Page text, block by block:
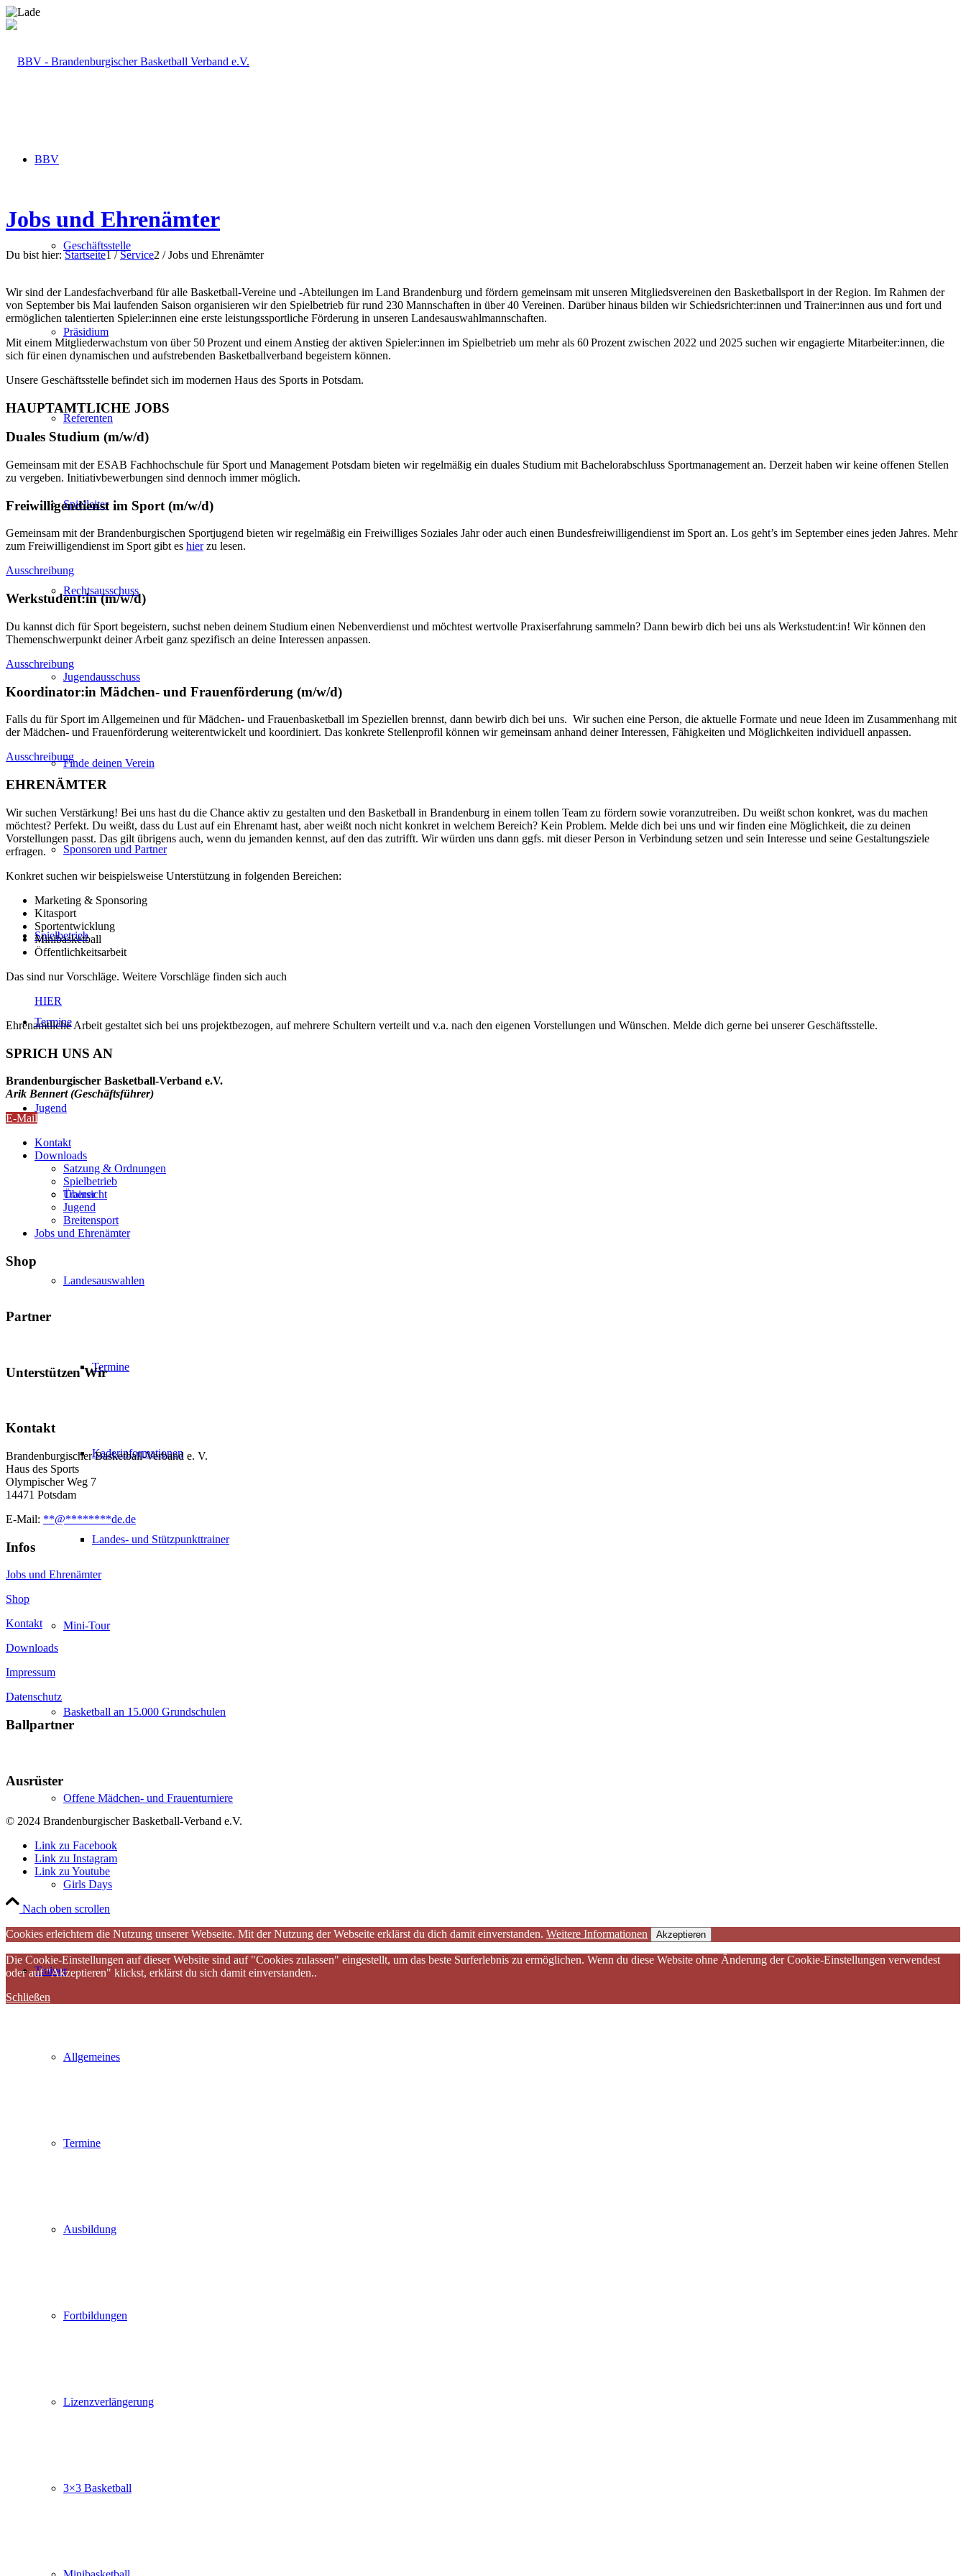
BBV
Geschäftsstelle
Präsidium
Referenten
Spielleiter
Rechtsausschuss
Jugendausschuss
Finde deinen Verein
Sponsoren und Partner
Spielbetrieb
Termine
Jugend
Übersicht
Landesauswahlen
Termine
Kaderinformationen
Landes- und Stützpunkttrainer
Mini-Tour
Basketball an 15.000 Grundschulen
Offene Mädchen- und Frauenturniere
Girls Days
Trainer
Allgemeines
Termine
Ausbildung
Fortbildungen
Lizenzverlängerung
3×3 Basketball
Jobs und Ehrenämter
Du bist hier: Startseite1 / Service2 / Jobs und Ehrenämter
Wir sind der Landesfachverband für alle Basketball-Vereine und -Abteilungen im Land Brandenburg und fördern gemeinsam mit unseren Mitgliedsvereinen den Basketballsport in der Region. Im Rahmen der
von September bis Mai laufenden Saison organisieren wir den Spielbetrieb für rund 230 Mannschaften in über 40 Vereinen. Darüber hinaus bilden wir Schiedsrichter:innen und Trainer:innen aus und fort und
ermöglichen talentierten Spieler:innen eine erste leistungssportliche Förderung in unseren Landesauswahlmannschaften.
Mit einem Mitgliederwachstum von über 50 Prozent und einem Anstieg der aktiven Spieler:innen im Spielbetrieb um mehr als 60 Prozent zwischen 2022 und 2025 suchen wir engagierte Mitarbeiter:innen, die
sich für einen dynamischen und aufstrebenden Basketballverband begeistern können.
Unsere Geschäftsstelle befindet sich im modernen Haus des Sports in Potsdam.
HAUPTAMTLICHE JOBS
Duales Studium (m/w/d)
Gemeinsam mit der ESAB Fachhochschule für Sport und Management Potsdam bieten wir regelmäßig ein duales Studium mit Bachelorabschluss Sportmanagement an. Derzeit haben wir keine offenen Stellen
zu vergeben. Initiativbewerbungen sind dennoch immer möglich.
Freiwilligendienst im Sport (m/w/d)
Gemeinsam mit der Brandenburgischen Sportjugend bieten wir regelmäßig ein Freiwilliges Soziales Jahr oder auch einen Bundesfreiwilligendienst im Sport an. Los geht’s im September eines jeden Jahres. Mehr
zum Freiwilligendienst im Sport gibt es hierzu lesen.
Ausschreibung
Werkstudent:in (m/w/d)
Du kannst dich für Sport begeistern, suchst neben deinem Studium einen Nebenverdienst und möchtest wertvolle Praxiserfahrung sammeln? Dann bewirb dich bei uns als Werkstudent:in! Wir können den
Themenschwerpunkt deiner Arbeit ganz spezifisch an deine Interessen anpassen.
Ausschreibung
Koordinator:in Mädchen- und Frauenförderung (m/w/d)
Falls du für Sport im Allgemeinen und für Mädchen- und Frauenbasketball im Speziellen brennst, dann bewirb dich bei uns. Wir suchen eine Person, die aktuelle Formate und neue Ideen im Zusammenhang mit
der Mädchen- und Frauenförderung weiterentwickelt und koordiniert. Das konkrete Stellenprofil können wir gemeinsam anhand deiner Interessen, Fähigkeiten und Möglichkeiten individuell anpassen.
Ausschreibung
EHRENÄMTER
Wir suchen Verstärkung! Bei uns hast du die Chance aktiv zu gestalten und den Basketball in Brandenburg in einem tollen Team zu fördern sowie voranzutreiben. Du weißt schon konkret, was du machen
möchtest? Perfekt. Du weißt, dass du Lust auf ein Ehrenamt hast, aber weißt noch nicht konkret in welchem Bereich? Kein Problem. Melde dich bei uns und wir finden eine Möglichkeit, die zu deinen
Vorstellungen passt. Das gilt übrigens auch, wenn du jemanden kennst, auf den das zutrifft. Wir würden uns dann ggfs. mit dieser Person in Verbindung setzen und sein Interesse und seine Gestaltungsziele
erfragen.
Konkret suchen wir beispielsweise Unterstützung in folgenden Bereichen:
Marketing & Sponsoring
Kitasport
Sportentwicklung
Minibasketball
Öffentlichkeitsarbeit
Das sind nur Vorschläge. Weitere Vorschläge finden sich auch
HIER
Ehrenamtliche Arbeit gestaltet sich bei uns projektbezogen, auf mehrere Schultern verteilt und v.a. nach den eigenen Vorstellungen und Wünschen. Melde dich gerne bei unserer Geschäftsstelle.
SPRICH UNS AN
Brandenburgischer Basketball-Verband e.V.
Arik Bennert (Geschäftsführer)
E-Mail
Kontakt
Downloads
Satzung & Ordnungen
Spielbetrieb
Trainer
Jugend
Breitensport
Jobs und Ehrenämter
Shop
Partner
Unterstützen Wir
Kontakt
Brandenburgischer Basketball-Verband e. V.
Haus des Sports
Olympischer Weg 7
14471 Potsdam
E-Mail: **@********de.de
Infos
Jobs und Ehrenämter
Shop
Kontakt
Downloads
Impressum
Datenschutz
Ballpartner
Ausrüster
© 2024 Brandenburgischer Basketball-Verband e.V.
Link zu Facebook
Link zu Instagram
Link zu Youtube
Nach oben scrollen
Cookies erleichtern die Nutzung unserer Webseite. Mit der Nutzung der Webseite erklärst du dich damit einverstanden. Weitere Informationen Akzeptieren
Die Cookie-Einstellungen auf dieser Website sind auf "Cookies zulassen" eingestellt, um das beste Surferlebnis zu ermöglichen. Wenn du diese Website ohne Änderung der Cookie-Einstellungen verwendest
oder auf "Akzeptieren" klickst, erklärst du sich damit einverstanden..
Schließen